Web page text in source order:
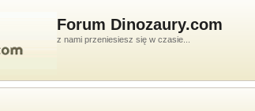
Forum Dinozaury.com
z nami przeniesiesz się w czasie...